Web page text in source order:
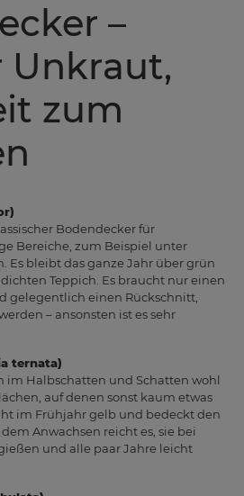
–
Unkraut,
zum
Bodendecker für
Bereiche, zum Beispiel unter
Es bleibt das ganze Jahr über grün
Teppich. Es braucht nur einen
gelegentlich einen Rückschnitt,
– ansonsten ist es sehr
ternata)
im Halbschatten und Schatten wohl
auf denen sonst kaum etwas
im Frühjahr gelb und bedeckt den
Anwachsen reicht es, sie bei
und alle paar Jahre leicht